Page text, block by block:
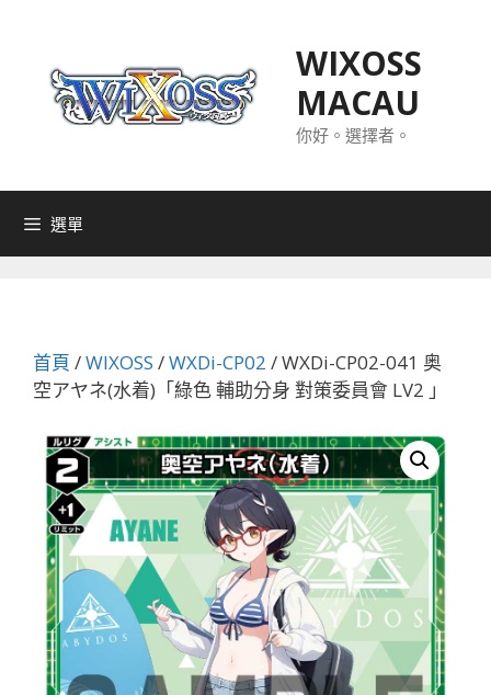
WIXOSS
MACAU
你好。選擇者。
選單
首頁 /WIXOSS /WXDi-CP02 / WXDi-CP02-041 奥
空アヤネ(水着)「綠色 輔助分身 對策委員會 LV2 」